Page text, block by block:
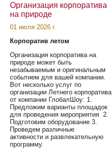
Организация корпоратива
на природе
01 июля 2026 г.
Корпоратив летом
Организация корпоратива на
природе может быть
незабываемым и оригинальным
событием для вашей компании.
Вот несколько услуг по
организации Летнего корпоратива
от компании ГлобалШоу: 1.
Предложим варианты площадок
для проведения мероприятия 2.
Подготовим оборудование 3.
Проведем различные
активности и развлекательную
программу.